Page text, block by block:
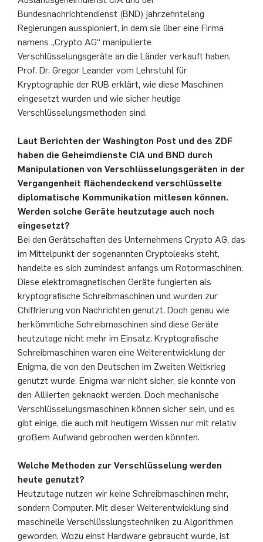
Bundesnachrichtendienst (BND) jahrzehntelang
Regierungen ausspioniert, in dem sie über eine Firma
namens „Crypto AG“ manipulierte
Verschlüsselungsgeräte an die Länder verkauft haben.
Prof. Dr. Gregor Leander vom Lehrstuhl für
Kryptographie der RUB erklärt, wie diese Maschinen
eingesetzt wurden und wie sicher heutige
Verschlüsselungsmethoden sind.
Laut Berichten der Washington Post und des ZDF
haben die Geheimdienste CIA und BND durch
Manipulationen von Verschlüsselungsgeräten in der
Vergangenheit flächendeckend verschlüsselte
diplomatische Kommunikation mitlesen können.
Werden solche Geräte heutzutage auch noch
eingesetzt?
Bei den Gerätschaften des Unternehmens Crypto AG, das
im Mittelpunkt der sogenannten Cryptoleaks steht,
handelte es sich zumindest anfangs um Rotormaschinen.
Diese elektromagnetischen Geräte fungierten als
kryptografische Schreibmaschinen und wurden zur
Chiffrierung von Nachrichten genutzt. Doch genau wie
herkömmliche Schreibmaschinen sind diese Geräte
heutzutage nicht mehr im Einsatz. Kryptografische
Schreibmaschinen waren eine Weiterentwicklung der
Enigma, die von den Deutschen im Zweiten Weltkrieg
genutzt wurde. Enigma war nicht sicher, sie konnte von
den Alliierten geknackt werden. Doch mechanische
Verschlüsselungsmaschinen können sicher sein, und es
gibt einige, die auch mit heutigem Wissen nur mit relativ
großem Aufwand gebrochen werden könnten.
Welche Methoden zur Verschlüsselung werden
heute genutzt?
Heutzutage nutzen wir keine Schreibmaschinen mehr,
sondern Computer. Mit dieser Weiterentwicklung sind
maschinelle Verschlüsslungstechniken zu Algorithmen
geworden. Wozu einst Hardware gebraucht wurde, ist
Computer Programs
Oberseminar dynamical systems
Past Events
Calendar
Annika Schulte
Kim Fenrich
Laura Geldermann
Dorothea Plätz
Farhad Razeghpour
Dr. Benjamin Schulz-Rosenberger
Andreas Schwenk
Rahul Raphael Kanekar
Marius Kroll
Sebastian Kühnert
Thomas Lam
Zoe Kristin Lange
Bufan Li
Robin Solinus
Presse
German)
Servicezentrum/SZMA
Chancengleichheit
Bibliothek
Förderverein
International Studies